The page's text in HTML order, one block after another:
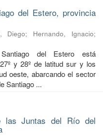
del Estero, provincia
Diego; Hernando, Ignacio;
del Estero está
y 28º de latitud sur y los
oeste, abarcando el sector
Santiago ...
las Juntas del Río del